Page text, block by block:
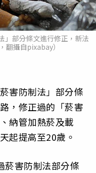
」部分條文進行修正，新法
翻攝自pixabay）
害防制法」部分條
，修正過的「菸害
納管加熱菸及載
起提高至20歲。
菸害防制法部分條